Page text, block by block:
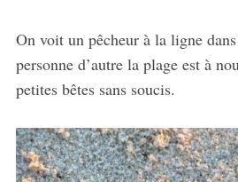
On voit un pêcheur à la ligne
personne d’autre la plage est à
petites bêtes sans soucis.